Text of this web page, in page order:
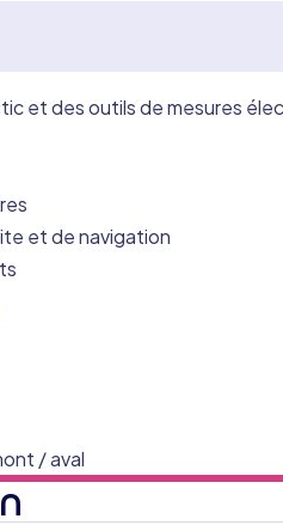
et des outils de mesures
et de navigation
/ aval